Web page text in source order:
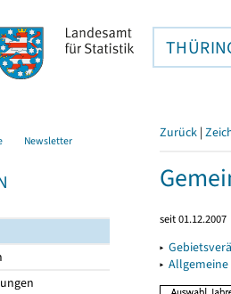
Newsletter Zurück |
seit 01.12.2007
▸
▸